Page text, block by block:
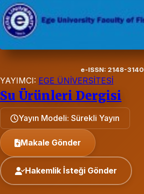
e-ISSN: 2148-3140
YAYIMCI: EGE ÜNİVERSİTESİ
Su Ürünleri Dergisi
Yayın Modeli: Sürekli Yayın
Makale Gönder
Hakemlik İsteği Gönder